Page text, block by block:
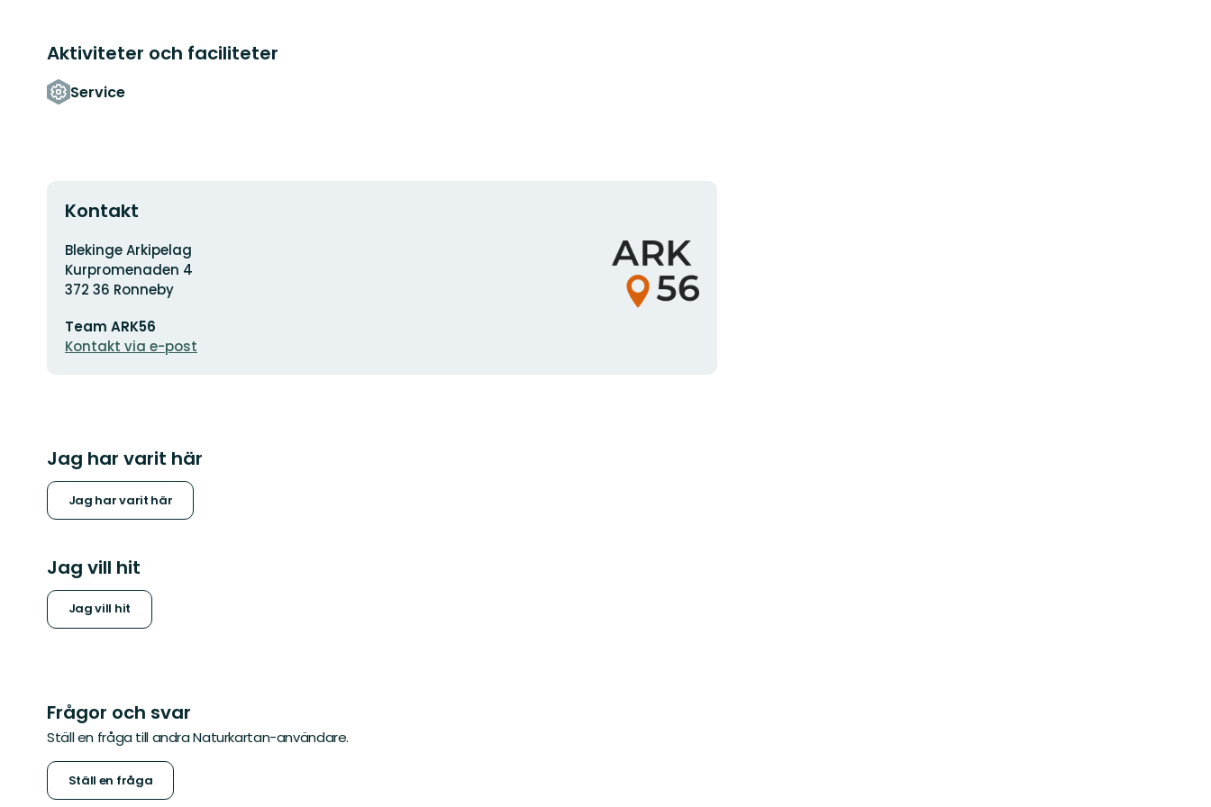
Aktiviteter och faciliteter
Service
Kontakt
Adress
Blekinge Arkipelag
Kurpromenaden 4
372 36 Ronneby
postadress
Team ARK56
Kontakt via e-post
Organisationens
logotyp
Jag har varit här
Jag har varit här
Jag vill hit
Jag vill hit
Frågor och svar
Ställ en fråga till andra Naturkartan-användare.
Ställ en fråga